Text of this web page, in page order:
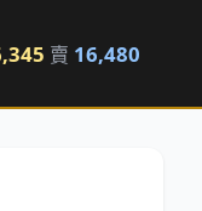
賣 16,480